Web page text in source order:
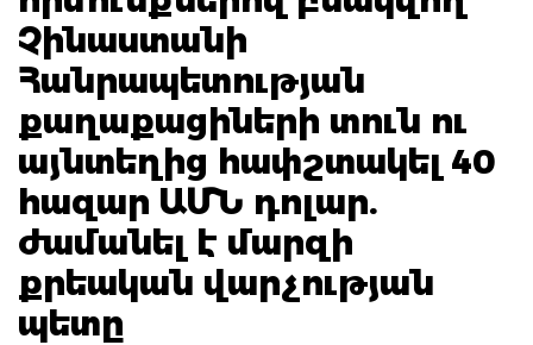
Չինաստանի
Հանրապետության
քաղաքացիների տուն ու
այնտեղից հափշտակել 40
հազար ԱՄՆ դոլար.
ժամանել է մարզի
քրեական վարչության
պետը